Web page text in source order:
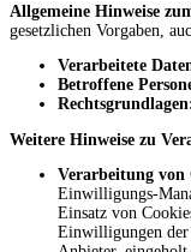
Allgemeine Hinweise
gesetzlichen Vorgaben,
Verarbeitete
Betroffene
Weitere Hinweise zu
Verarbeitung
Einwilligungs-
Einsatz von
Einwilligungen der